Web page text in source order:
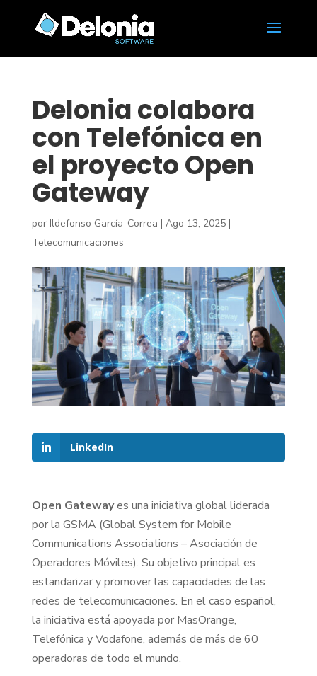
Delonia colabora
con Telefónica en
el proyecto Open
Gateway
por Ildefonso García-Correa | Ago 13, 2025|
Telecomunicaciones
LinkedIn
Open Gatewayes una iniciativa global liderada
por la GSMA (Global System for Mobile
Communications Associations – Asociación de
Operadores Móviles). Su objetivo principal es
estandarizar y promover las capacidades de las
redes de telecomunicaciones. En el caso español,
la iniciativa está apoyada por MasOrange,
Telefónica y Vodafone, además de más de 60
operadoras de todo el mundo.